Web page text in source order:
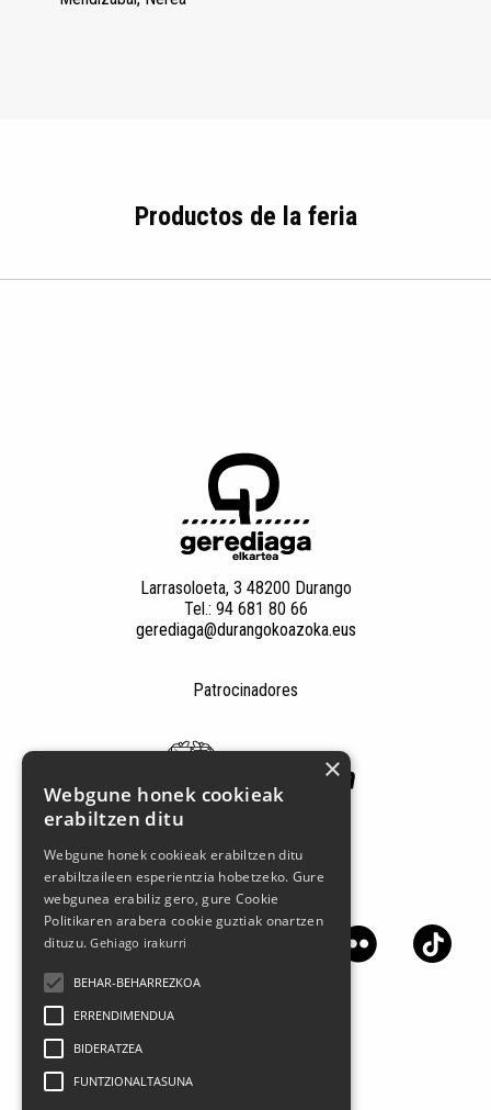
Productos de la feria
Larrasoloeta, 3 48200 Durango
Tel.: 94 681 80 66
gerediaga@durangokoazoka.eus
Patrocinadores
Síguenos en las redes sociales
×
Webgune honek cookieak
erabiltzen ditu
Webgune honek cookieak erabiltzen ditu
erabiltzaileen esperientzia hobetzeko. Gure
webgunea erabiliz gero, gure Cookie
Politikaren arabera cookie guztiak onartzen
dituzu.Gehiago irakurri
BEHAR-BEHARREZKOA
ERRENDIMENDUA
BIDERATZEA
FUNTZIONALTASUNA